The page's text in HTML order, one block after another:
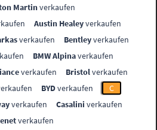
Martinverkaufen
Austin Healeyverkaufen
verkaufen Bentleyverkaufen
BMW Alpinaverkaufen
verkaufen Bristolverkaufen
BYDverkaufen
C
verkaufen Casalini verkaufen
verkaufen